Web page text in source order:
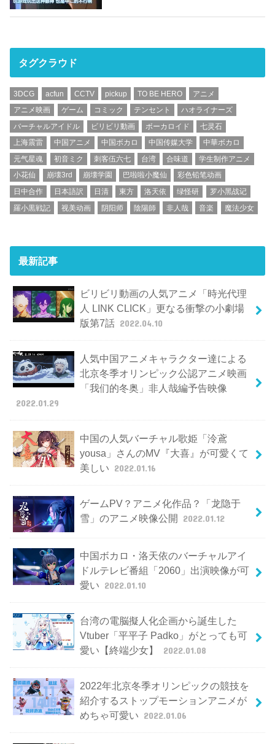
タグクラウド
3DCG acfun CCTV pickup TO BE HERO
アニメ
アニメ映画
ゲーム コミック テンセント
ハオライナーズ
バーチャルアイドル
ビリビリ動画 ボーカロイド
七灵石
上海震雷
中国アニメ 中国ボカロ 中国传媒大学
中華ボカロ
元气星魂
初音ミク 刺客伍六七 台湾 合味道
学生制作アニメ
小花仙
崩壊3rd 崩壊学園 巴啦啦小魔仙
彩色铅笔动画
日中合作
日本語訳 日清 東方 洛天依 绿怪研
罗小黑战记
羅小黒戦記
视美动画 阴阳师 陰陽師 非人哉 音楽 魔法少女
最新記事
ビリビリ動画の人気アニメ「時光代理
人 LINK CLICK」更なる衝撃の小劇場
版第7話 2022.04.10
人気中国アニメキャラクター達による
北京冬季オリンピック公認アニメ映画
「我们的冬奥」非人哉編予告映像
2022.01.29
中国の人気バーチャル歌姫「泠鳶
yousa」さんのMV『大喜』が可愛くて
美しい 2022.01.16
ゲームPV？アニメ化作品？「龙隐于
雪」のアニメ映像公開 2022.01.12
中国ボカロ・洛天依のバーチャルアイ
ドルテレビ番組「2060」出演映像が可
愛い 2022.01.10
台湾の電脳擬人化企画から誕生した
Vtuber「平平子 Padko」がとっても可
愛い【終端少女】
2022.01.08
2022年北京冬季オリンピックの競技を
紹介するストップモーションアニメが
めちゃ可愛い 2022.01.06